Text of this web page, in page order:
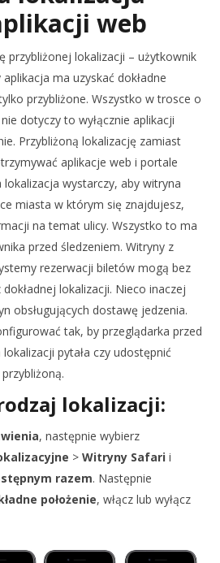
web
przybliżonej lokalizacji – użytkownik
ma uzyskać dokładne
przybliżone. Wszystko w trosce o
dotyczy to wyłącznie aplikacji
Przybliżoną lokalizację zamiast
aplikacje web i portale
wystarczy, aby witryna
miasta w którym się znajdujesz,
na temat ulicy. Wszystko to ma
przed śledzeniem. Witryny z
rezerwacji biletów mogą bez
lokalizacji. Nieco inaczej
obsługujących dostawę jedzenia.
tak, by przeglądarka przed
pytała czy udostępnić
lokalizacji:
, następnie wybierz
> Witryny Safari i
razem. Następnie
położenie, włącz lub wyłącz